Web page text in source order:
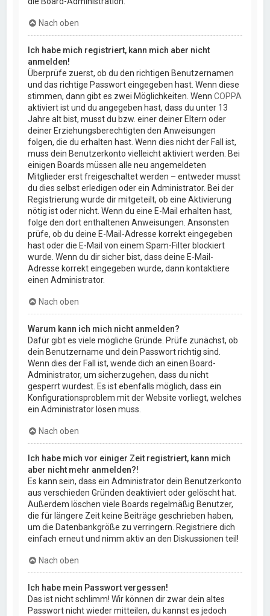
Nach oben
Ich habe mich registriert, kann mich aber nicht
anmelden!
Überprüfe zuerst, ob du den richtigen Benutzernamen
und das richtige Passwort eingegeben hast. Wenn diese
stimmen, dann gibt es zwei Möglichkeiten. WennCOPPA
aktiviert ist und du angegeben hast, dass du unter 13
Jahre alt bist, musst du bzw. einer deiner Eltern oder
deiner Erziehungsberechtigten den Anweisungen
folgen, die du erhalten hast. Wenn dies nicht der Fall ist,
muss dein Benutzerkonto vielleicht aktiviert werden. Bei
einigen Boards müssen alle neu angemeldeten
Mitglieder erst freigeschaltet werden – entweder musst
du dies selbst erledigen oder ein Administrator. Bei der
Registrierung wurde dir mitgeteilt, ob eine Aktivierung
nötig ist oder nicht. Wenn du eine E-Mail erhalten hast,
folge den dort enthaltenen Anweisungen. Ansonsten
prüfe, ob du deine E-Mail-Adresse korrekt eingegeben
hast oder die E-Mail von einem Spam-Filter blockiert
wurde. Wenn du dir sicher bist, dass deine E-Mail-
Adresse korrekt eingegeben wurde, dann kontaktiere
einen Administrator.
Nach oben
Warum kann ich mich nicht anmelden?
Dafür gibt es viele mögliche Gründe. Prüfe zunächst, ob
dein Benutzername und dein Passwort richtig sind.
Wenn dies der Fall ist, wende dich an einen Board-
Administrator, um sicherzugehen, dass du nicht
gesperrt wurdest. Es ist ebenfalls möglich, dass ein
Konfigurationsproblem mit der Website vorliegt, welches
ein Administrator lösen muss.
Nach oben
Ich habe mich vor einiger Zeit registriert, kann mich
aber nicht mehr anmelden?!
Es kann sein, dass ein Administrator dein Benutzerkonto
aus verschieden Gründen deaktiviert oder gelöscht hat.
Außerdem löschen viele Boards regelmäßig Benutzer,
die für längere Zeit keine Beiträge geschrieben haben,
um die Datenbankgröße zu verringern. Registriere dich
einfach erneut und nimm aktiv an den Diskussionen teil!
Nach oben
Ich habe mein Passwort vergessen!
Das ist nicht schlimm! Wir können dir zwar dein altes
Passwort nicht wieder mitteilen, du kannst es jedoch